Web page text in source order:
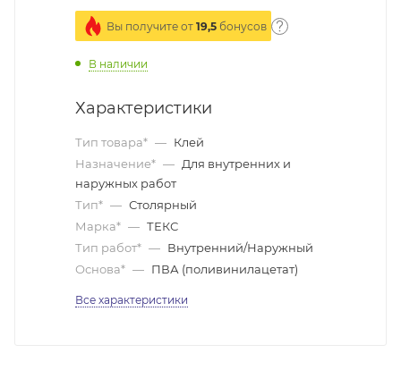
Вы получите от 19,5 бонусов
В наличии
Характеристики
Тип товара* — Клей
Назначение* — Для внутренних и
наружных работ
Тип* — Столярный
Марка* — ТЕКС
Тип работ* — Внутренний/Наружный
Основа* — ПВА (поливинилацетат)
Все характеристики